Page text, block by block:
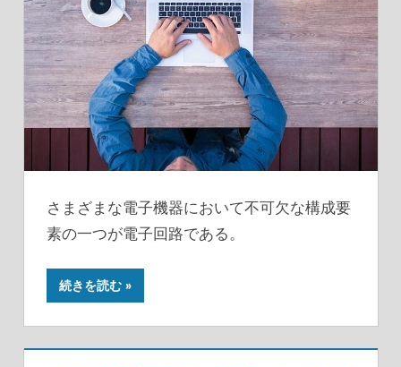
さまざまな電子機器において不可欠な構成要
素の一つが電子回路である。
続きを読む